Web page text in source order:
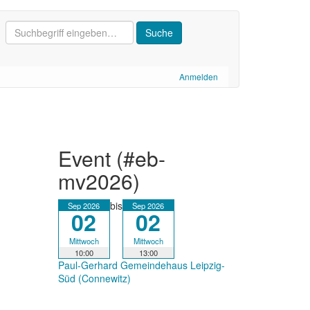
Anmelden
event (#eb-
mv2026)
Sep 2026
02
Mittwoch
10:00
bis Sep 2026
02
Mittwoch
13:00
Paul-Gerhard Gemeindehaus Leipzig-
Süd (Connewitz)